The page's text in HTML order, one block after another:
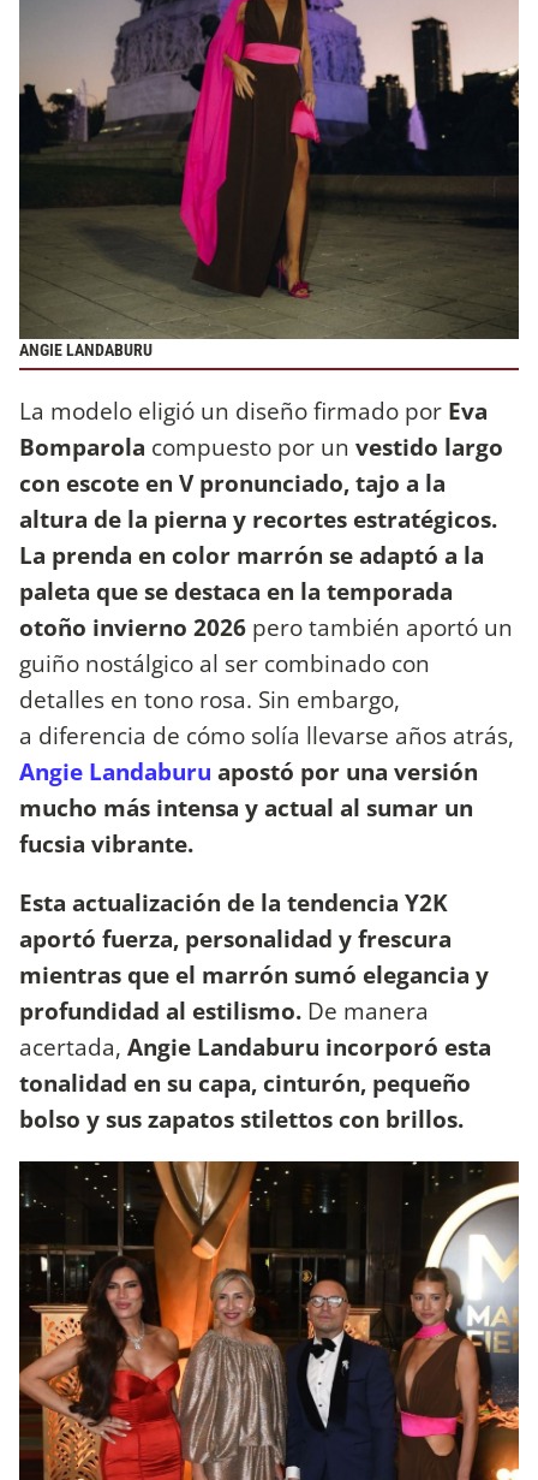
ANGIE LANDABURU
La modelo eligió un diseño firmado por Eva
Bomparola compuesto por un vestido largo
con escote en V pronunciado, tajo a la
altura de la pierna y recortes estratégicos.
La prenda en color marrón se adaptó a la
paleta que se destaca en la temporada
otoño invierno 2026 pero también aportó un
guiño nostálgico al ser combinado con
detalles en tono rosa. Sin embargo,
a diferencia de cómo solía llevarse años atrás,
Angie Landaburu apostó por una versión
mucho más intensa y actual al sumar un
fucsia vibrante.
Esta actualización de la tendencia Y2K
aportó fuerza, personalidad y frescura
mientras que el marrón sumó elegancia y
profundidad al estilismo. De manera
acertada, Angie Landaburu incorporó esta
tonalidad en su capa, cinturón, pequeño
bolso y sus zapatos stilettos con brillos.